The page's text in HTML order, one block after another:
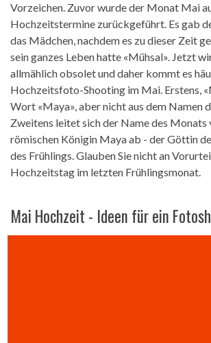
Vorzeichen. Zuvor wurde der Monat Mai
Hochzeitstermine zurückgeführt. Es gab
das Mädchen, nachdem es zu dieser Zeit
sein ganzes Leben hatte «Mühsal». Jetzt
allmählich obsolet und daher kommt es
Hochzeitsfoto-Shooting im Mai. Erstens,
Wort «Maya», aber nicht aus dem Namen
Zweitens leitet sich der Name des Monats
römischen Königin Maya ab - der Göttin
des Frühlings. Glauben Sie nicht an
Hochzeitstag im letzten Frühlingsmonat.
Mai Hochzeit - Ideen für ein